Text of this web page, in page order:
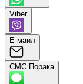
Viber
Е-маил
СМС Порака